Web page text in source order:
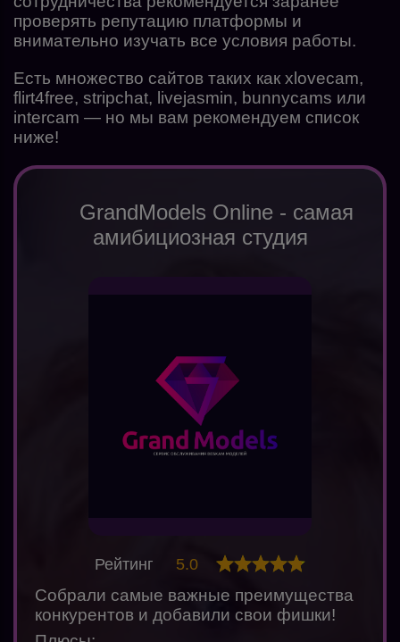
проверять репутацию платформы и
внимательно изучать все условия работы.
Есть множество сайтов таких как xlovecam,
flirt4free, stripchat, livejasmin, bunnycams или
intercam — но мы вам рекомендуем список
ниже!
GrandModels Online - самая
амибициозная студия
Собрали самые важные преимущества
конкурентов и добавили свои фишки!
Рейтинг 5.0